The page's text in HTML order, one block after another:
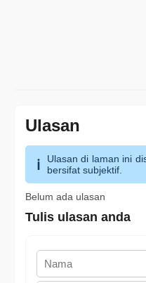
Ulasan
Ulasan di laman ini
bersifat subjektif.
Belum ada ulasan
Tulis ulasan anda